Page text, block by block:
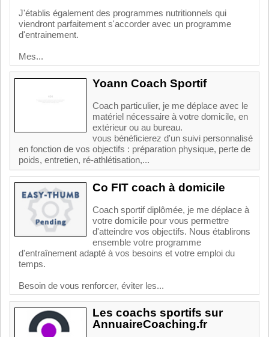
J'établis également des programmes nutritionnels qui
viendront parfaitement s'accorder avec un programme
d'entrainement.
Mes...
Yoann Coach Sportif
Coach particulier, je me déplace avec le
matériel nécessaire à votre domicile, en
extérieur ou au bureau.
vous bénéficierez d'un suivi personnalisé
en fonction de vos objectifs : préparation physique, perte de
poids, entretien, ré-athlétisation,...
Co FIT coach à domicile
Coach sportif diplômée, je me déplace à
votre domicile pour vous permettre
d'atteindre vos objectifs. Nous établirons
ensemble votre programme
d'entraînement adapté à vos besoins et votre emploi du
temps.
Besoin de vous renforcer, éviter les...
Les coachs sportifs sur
AnnuaireCoaching.fr